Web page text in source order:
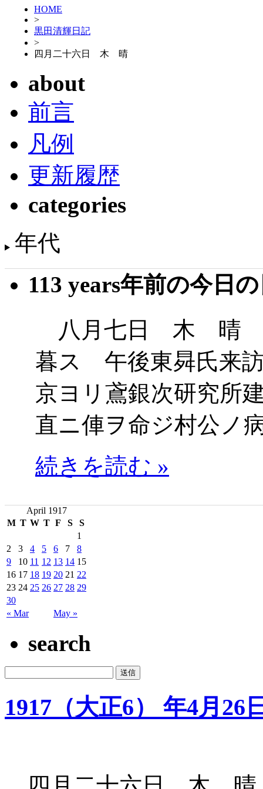
HOME
>
黒田清輝日記
>
四月二十六日 木 晴
about
前言
凡例
更新履歴
categories
年代
113 years年前の今日
八月七日 木 晴
暮ス 午後東曻氏来
京ヨリ鳶銀次研究所
直ニ俥ヲ命ジ村公ノ
続きを読む »
April 1917
M T W T F S S
« Mar May »
1
2
3 4 5 6 7
8
9
10 11 12 13 14 15
16 17 18 19 20 21 22
23 24 25 26 27 28 29
30
search
1917（大正6） 年4月26